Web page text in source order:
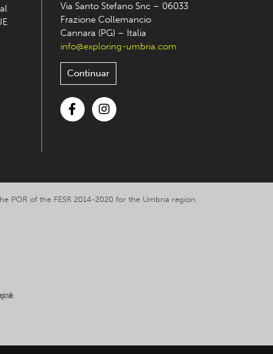
Via Santo Stefano Snc – 06033
Frazione Collemancio
Cannara (PG) – Italia
info@exploring-umbria.com
Continuar
POR of the FESR 2014-2020 for the Umbria region.